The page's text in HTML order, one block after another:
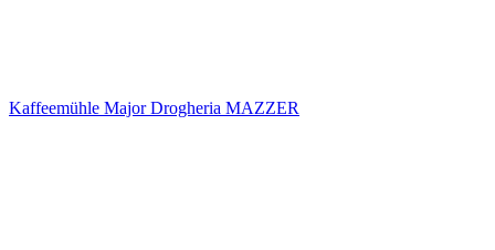
Kaffeemühle Major Drogheria MAZZER